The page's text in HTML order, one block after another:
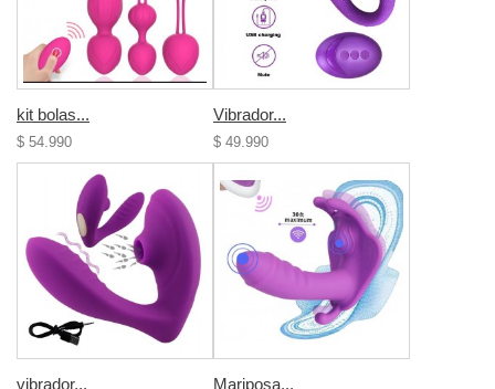
kit bolas...
$ 54.990
Vibrador...
$ 49.990
vibrador... Mariposa...